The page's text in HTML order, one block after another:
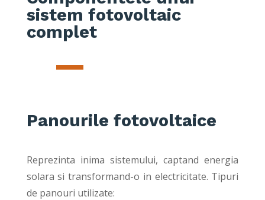
sistem fotovoltaic
complet
Panourile fotovoltaice
Reprezinta inima sistemului, captand energia
solara si transformand-o in electricitate. Tipuri
de panouri utilizate: